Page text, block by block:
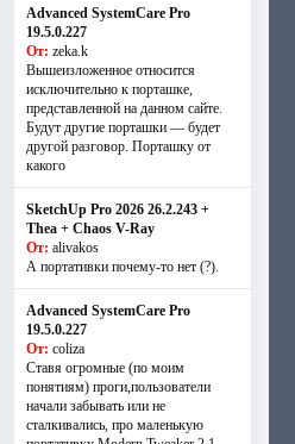
Advanced SystemCare Pro
19.5.0.227
От: zeka.k
Вышеизложенное относится
исключительно к порташке,
представленной на данном сайте.
Будут другие порташки — будет
другой разговор. Порташку от
какого
SketchUp Pro 2026 26.2.243 +
Thea + Chaos V-Ray
От: alivakos
А портативки почему-то нет (?).
Advanced SystemCare Pro
19.5.0.227
От: coliza
Ставя огромные (по моим
понятиям) проги,пользователи
начали забывать или не
сталкивались, про маленькую